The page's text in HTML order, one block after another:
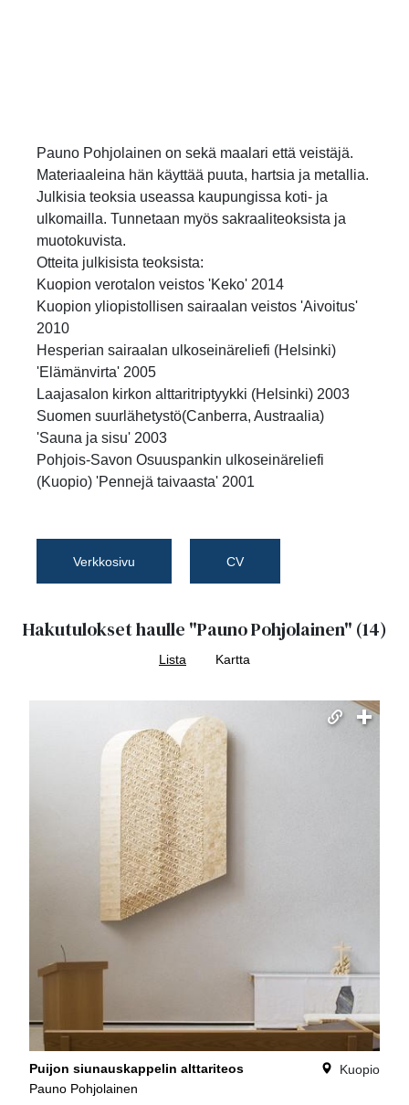
Pauno Pohjolainen on sekä maalari että veistäjä.
Materiaaleina hän käyttää puuta, hartsia ja metallia.
Julkisia teoksia useassa kaupungissa koti- ja
ulkomailla. Tunnetaan myös sakraaliteoksista ja
muotokuvista.
Otteita julkisista teoksista:
Kuopion verotalon veistos 'Keko' 2014
Kuopion yliopistollisen sairaalan veistos 'Aivoitus'
2010
Hesperian sairaalan ulkoseinäreliefi (Helsinki)
'Elämänvirta' 2005
Laajasalon kirkon alttaritriptyykki (Helsinki) 2003
Suomen suurlähetystö(Canberra, Austraalia)
'Sauna ja sisu' 2003
Pohjois-Savon Osuuspankin ulkoseinäreliefi
(Kuopio) 'Pennejä taivaasta' 2001
Verkkosivu CV
Hakutulokset haulle "Pauno Pohjolainen" (14)
Lista Kartta
Puijon siunauskappelin alttariteos
Pauno Pohjolainen
Kuopio